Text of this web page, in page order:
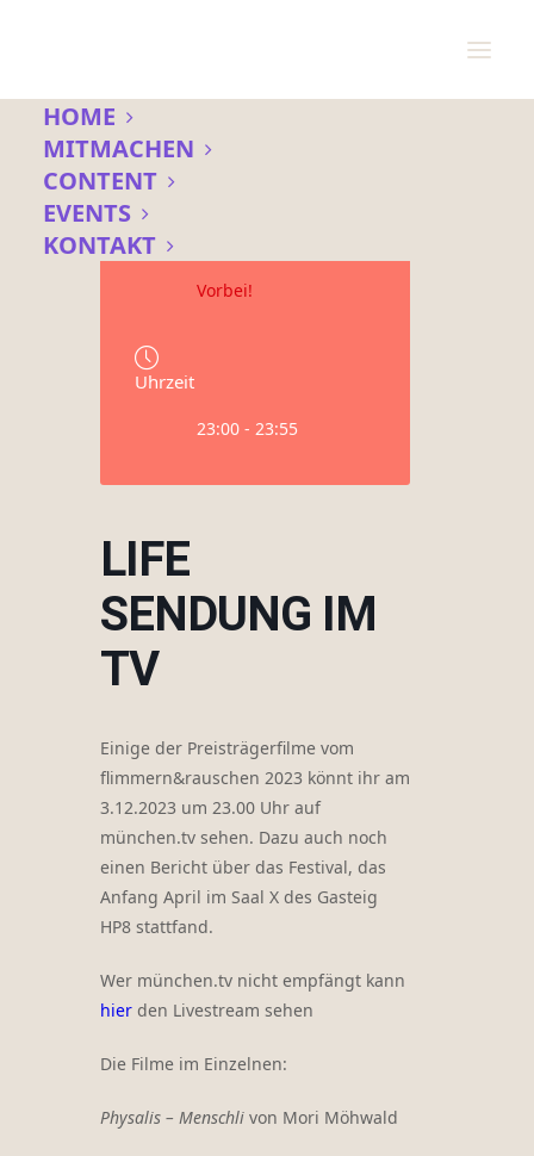
HOME
MITMACHEN
CONTENT
EVENTS
KONTAKT
Datum
Vorbei!
Uhrzeit
23:00 - 23:55
LIFE
SENDUNG IM
TV
Einige der Preisträgerfilme vom
flimmern&rauschen 2023 könnt ihr am
3.12.2023 um 23.00 Uhr auf
münchen.tv sehen. Dazu auch noch
einen Bericht über das Festival, das
Anfang April im Saal X des Gasteig
HP8 stattfand.
Wer münchen.tv nicht empfängt kann
hier den Livestream sehen
Die Filme im Einzelnen:
Physalis – Menschli von Mori Möhwald